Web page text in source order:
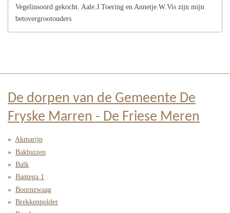
Vegelinsoord gekocht. Aale.J.Toering en Annetje.W.Vis zijn mijn
betovergrootouders
De dorpen van de Gemeente De
Fryske Marren - De Friese Meren
Akmarijp
Bakhuizen
Balk
Bantega 1
Boornzwaag
Brekkenpolder